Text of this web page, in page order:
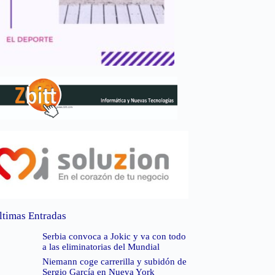
Entradas
Serbia convoca a Jokic y va con todo
a las eliminatorias del Mundial
Niemann coge carrerilla y subidón de
Sergio García en Nueva York